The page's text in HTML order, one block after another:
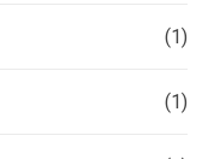
(1)
(1)